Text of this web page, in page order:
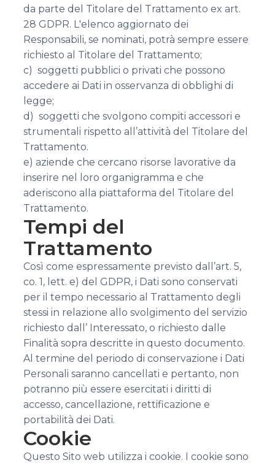
da parte del Titolare del Trattamento ex art.
28 GDPR. L'elenco aggiornato dei
Responsabili, se nominati, potrà sempre essere
richiesto al Titolare del Trattamento;
c) soggetti pubblici o privati che possono
accedere ai Dati in osservanza di obblighi di
legge;
d) soggetti che svolgono compiti accessori e
strumentali rispetto all’attività del Titolare del
Trattamento.
e) aziende che cercano risorse lavorative da
inserire nel loro organigramma e che
aderiscono alla piattaforma del Titolare del
Trattamento.
Tempi del
Trattamento
Così come espressamente previsto dall’art. 5,
co. 1, lett. e) del GDPR, i Dati sono conservati
per il tempo necessario al Trattamento degli
stessi in relazione allo svolgimento del servizio
richiesto dall’ Interessato, o richiesto dalle
Finalità sopra descritte in questo documento.
Al termine del periodo di conservazione i Dati
Personali saranno cancellati e pertanto, non
potranno più essere esercitati i diritti di
accesso, cancellazione, rettificazione e
portabilità dei Dati.
Cookie
Questo Sito web utilizza i cookie. I cookie sono